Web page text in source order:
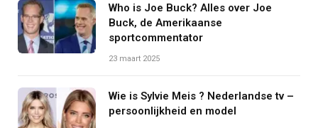
Who is Joe Buck? Alles over Joe
Buck, de Amerikaanse
sportcommentator
23 maart 2025
Wie is Sylvie Meis ? Nederlandse tv –
persoonlijkheid en model